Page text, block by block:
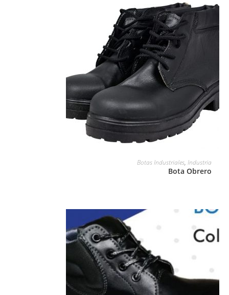
Botas Industriales,Industria
Bota Obrero